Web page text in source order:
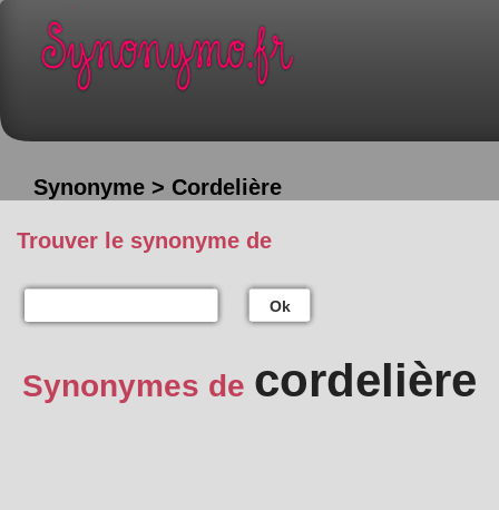
Synonyme > Cordelière
Trouver le synonyme de
Ok
Synonymes de cordelière